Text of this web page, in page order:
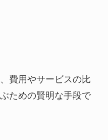
費用やサービスの比
ための賢明な手段で